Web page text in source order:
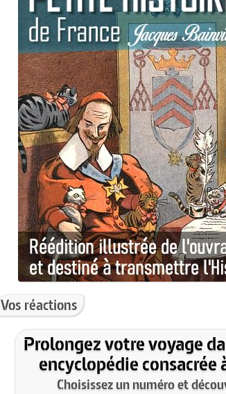
Vos réactions
Prolongez votre voyage
encyclopédie consacrée
Choisissez un numéro et